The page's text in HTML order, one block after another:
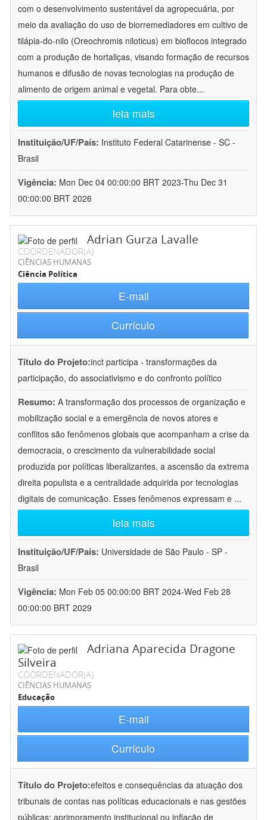
com o desenvolvimento sustentável da agropecuária, por
meio da avaliação do uso de biorremediadores em cultivo de
tilápia-do-nilo (Oreochromis niloticus) em bioflocos integrado
com a produção de hortaliças, visando formação de recursos
humanos e difusão de novas tecnologias na produção de
alimento de origem animal e vegetal. Para obte...
leia mais
Instituição/UF/País: Instituto Federal Catarinense - SC -
Brasil
Vigência: Mon Dec 04 00:00:00 BRT 2023-Thu Dec 31
00:00:00 BRT 2026
Adrian Gurza Lavalle
COORDENADOR(A)
CIÊNCIAS HUMANAS
Ciência Política
E-mail
Currículo
Título do Projeto:inct participa - transformações da
participação, do associativismo e do confronto político
Resumo: A transformação dos processos de organização e
mobilização social e a emergência de novos atores e
conflitos são fenômenos globais que acompanham a crise da
democracia, o crescimento da vulnerabilidade social
produzida por políticas liberalizantes, a ascensão da extrema
direita populista e a centralidade adquirida por tecnologias
digitais de comunicação. Esses fenômenos expressam e ...
leia mais
Instituição/UF/País: Universidade de São Paulo - SP -
Brasil
Vigência: Mon Feb 05 00:00:00 BRT 2024-Wed Feb 28
00:00:00 BRT 2029
Adriana Aparecida Dragone
Silveira
COORDENADOR(A)
CIÊNCIAS HUMANAS
Educação
E-mail
Currículo
Título do Projeto:efeitos e consequências da atuação dos
tribunais de contas nas políticas educacionais e nas gestões
públicas: aprimoramento institucional ou inflação de